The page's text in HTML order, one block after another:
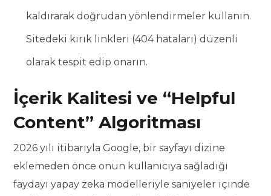
kaldırarak doğrudan yönlendirmeler kullanın.
Sitedeki kırık linkleri (404 hataları) düzenli
olarak tespit edip onarın.
İçerik Kalitesi ve “Helpful
Content” Algoritması
2026 yılı itibarıyla Google, bir sayfayı dizine
eklemeden önce onun kullanıcıya sağladığı
faydayı yapay zeka modelleriyle saniyeler içinde